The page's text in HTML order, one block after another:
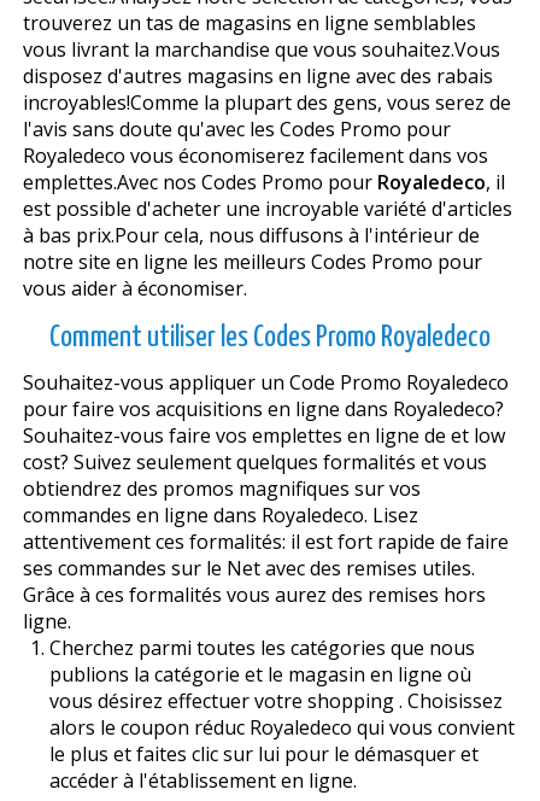
trouverez un tas de magasins en ligne semblables
vous livrant la marchandise que vous souhaitez.Vous
disposez d'autres magasins en ligne avec des rabais
incroyables!Comme la plupart des gens, vous serez de
l'avis sans doute qu'avec les Codes Promo pour
Royaledeco vous économiserez facilement dans vos
emplettes.Avec nos Codes Promo pour Royaledeco, il
est possible d'acheter une incroyable variété d'articles
à bas prix.Pour cela, nous diffusons à l'intérieur de
notre site en ligne les meilleurs Codes Promo pour
vous aider à économiser.
Comment utiliser les Codes Promo Royaledeco
Souhaitez-vous appliquer un Code Promo Royaledeco
pour faire vos acquisitions en ligne dans Royaledeco?
Souhaitez-vous faire vos emplettes en ligne de et low
cost? Suivez seulement quelques formalités et vous
obtiendrez des promos magnifiques sur vos
commandes en ligne dans Royaledeco. Lisez
attentivement ces formalités: il est fort rapide de faire
ses commandes sur le Net avec des remises utiles.
Grâce à ces formalités vous aurez des remises hors
ligne.
Cherchez parmi toutes les catégories que nous
publions la catégorie et le magasin en ligne où
vous désirez effectuer votre shopping . Choisissez
alors le coupon réduc Royaledeco qui vous convient
le plus et faites clic sur lui pour le démasquer et
accéder à l'établissement en ligne.